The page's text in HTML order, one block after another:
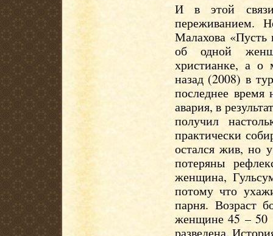
И в этой
переживанием.
Малахова «Пусть
об одной
христианке, а о
назад (2008) в
последнее
авария, в
получил
практически
остался жив, но
потеряны
женщина,
потому что
парня. Возраст
женщине 45 – 50
разведена.